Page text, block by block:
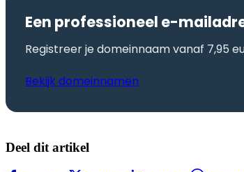
Een professioneel e-
Registreer je domeinnaam vanaf 7,95
Bekijk domeinnamen
Deel dit artikel